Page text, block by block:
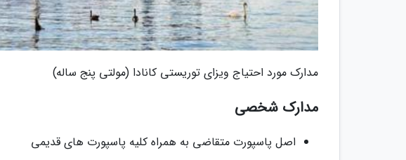
مدارک مورد احتیاج ویزای توریستی کانادا (مولتی پنج ساله)
مدارک شخصی
اصل پاسپورت متقاضی به همراه کلیه پاسپورت های قدیمی